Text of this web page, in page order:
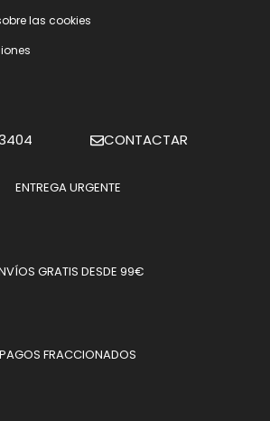
las cookies
CONTACTAR
ENTREGA URGENTE
GRATIS DESDE 99€
PAGOS FRACCIONADOS